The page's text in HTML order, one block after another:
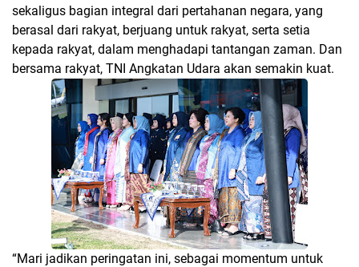
sekaligus bagian integral dari pertahanan negara, yang
berasal dari rakyat, berjuang untuk rakyat, serta setia
kepada rakyat, dalam menghadapi tantangan zaman. Dan
bersama rakyat, TNI Angkatan Udara akan semakin kuat.
“Mari jadikan peringatan ini, sebagai momentum untuk